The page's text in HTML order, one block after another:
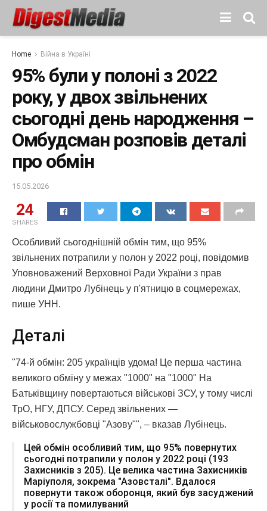
Home Війна в Україні
95% були у полоні з 2022
року, у двох звільнених
сьогодні день народження –
Омбудсман розповів деталі
про обмін
15.05.2026
24
SHARES
Особливий сьогоднішній обмін тим, що 95%
звільнених потрапили у полон у 2022 році, повідомив
Уповноважений Верховної Ради України з прав
людини Дмитро Лубінець у п'ятницю в соцмережах,
пише УНН.
Деталі
"74-й обмін: 205 українців удома! Це перша частина
великого обміну у межах "1000" на "1000" На
Батьківщину повертаються військові ЗСУ, у тому числі
ТрО, НГУ, ДПСУ. Серед звільнених —
військовослужбовці "Азову"", – вказав Лубінець.
Цей обмін особливий тим, що 95% повернутих
сьогодні потрапили у полон у 2022 році (193
Захисників з 205). Це велика частина Захисників
Маріуполя, зокрема "Азовсталі". Вдалося
повернути також оборонця, який був засуджений
у росії та помилуваний